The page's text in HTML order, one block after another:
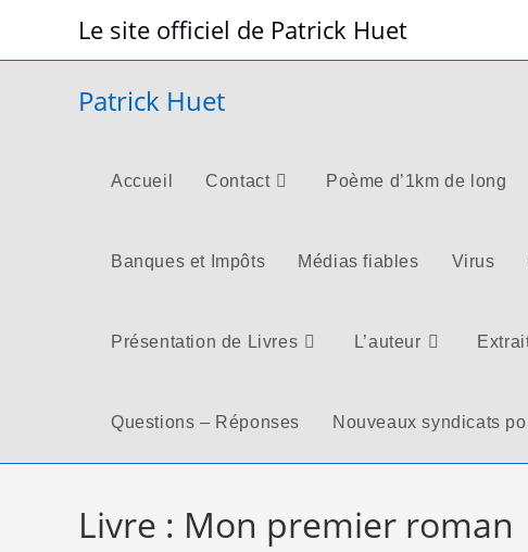
content
Le site officiel de Patrick Huet
Patrick Huet
Accueil Contact Poème d’1km de long
Banques et Impôts Médias fiables Virus
Présentation de Livres L’auteur
Questions – Réponses Nouveaux syndicats
Livre : Mon premier roman